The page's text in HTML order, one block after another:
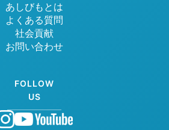
あしびもとは
よくある質問
社会貢献
お問い合わせ
FOLLOW
US